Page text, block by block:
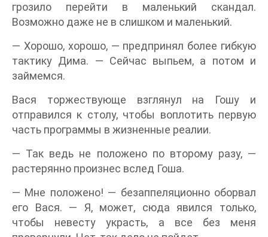
грозило перейти в маленький скандал.
Возможно даже не в слишком и маленький.
— Хорошо, хорошо, — предпринял более гибкую
тактику Дима. — Сейчас выпьем, а потом и
займемся.
Вася торжествующе взглянул на Гошу и
отправился к столу, чтобы воплотить первую
часть программы в жизненные реалии.
— Так ведь не положено по второму разу, —
растерянно произнес вслед Гоша.
— Мне положено! — безаппеляционно оборвал
его Вася. — Я, может, сюда явился только,
чтобы невесту украсть, а все без меня